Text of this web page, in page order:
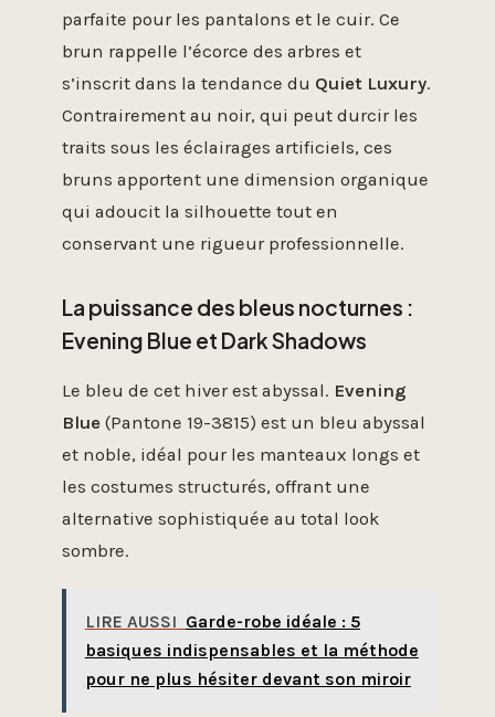
parfaite pour les pantalons et le cuir. Ce
brun rappelle l’écorce des arbres et
s’inscrit dans la tendance du Quiet Luxury.
Contrairement au noir, qui peut durcir les
traits sous les éclairages artificiels, ces
bruns apportent une dimension organique
qui adoucit la silhouette tout en
conservant une rigueur professionnelle.
La puissance des bleus nocturnes :
Evening Blue et Dark Shadows
Le bleu de cet hiver est abyssal. Evening
Blue (Pantone 19-3815) est un bleu abyssal
et noble, idéal pour les manteaux longs et
les costumes structurés, offrant une
alternative sophistiquée au total look
sombre.
LIRE AUSSI Garde-robe idéale : 5
basiques indispensables et la méthode
pour ne plus hésiter devant son miroir